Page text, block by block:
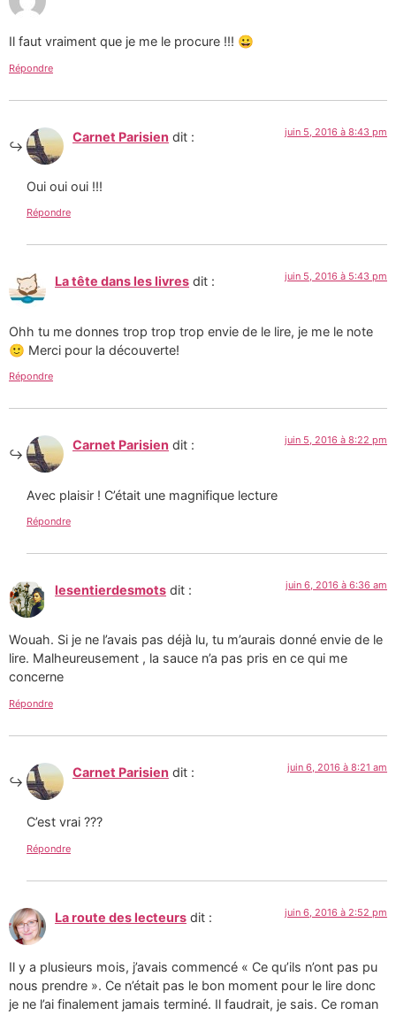
Il faut vraiment que je me le procure !!! 😀
Répondre
Carnet Parisien dit : juin 5, 2016 à 8:43 pm
Oui oui oui !!!
Répondre
La tête dans les livres dit : juin 5, 2016 à 5:43 pm
Ohh tu me donnes trop trop trop envie de le lire, je me le note
🙂 Merci pour la découverte!
Répondre
Carnet Parisien dit : juin 5, 2016 à 8:22 pm
Avec plaisir ! C’était une magnifique lecture
Répondre
lesentierdesmots dit : juin 6, 2016 à 6:36 am
Wouah. Si je ne l’avais pas déjà lu, tu m’aurais donné envie de le
lire. Malheureusement , la sauce n’a pas pris en ce qui me
concerne
Répondre
Carnet Parisien dit : juin 6, 2016 à 8:21 am
C’est vrai ???
Répondre
La route des lecteurs dit : juin 6, 2016 à 2:52 pm
Il y a plusieurs mois, j’avais commencé « Ce qu’ils n’ont pas pu
nous prendre ». Ce n’était pas le bon moment pour le lire donc
je ne l’ai finalement jamais terminé. Il faudrait, je sais. Ce roman